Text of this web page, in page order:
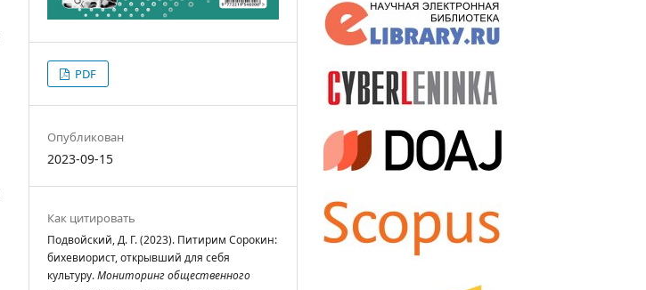
PDF
Опубликован
2023-09-15
Как цитировать
Подвойский, Д. Г. (2023). Питирим Сорокин:
бихевиорист, открывший для себя
культуру.Мониторинг общественного